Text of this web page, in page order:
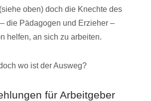
oben) doch die Knechte des
die Pädagogen und Erzieher –
helfen, an sich zu arbeiten.
wo ist der Ausweg?
für Arbeitgeber